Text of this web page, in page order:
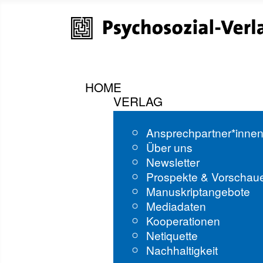
HOME
VERLAG
Über uns
Newsletter
Prospekte &
Manuskriptangebote
Mediadaten
Kooperationen
Netiquette
Nachhaltigkeit